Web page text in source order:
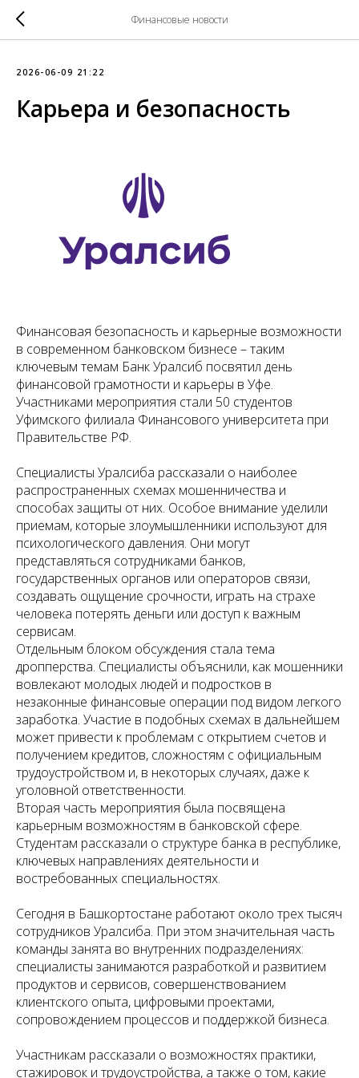
Финансовые новости
2026-06-09 21:22
Карьера и безопасность
Финансовая безопасность и карьерные возможности
в современном банковском бизнесе – таким
ключевым темам Банк Уралсиб посвятил день
финансовой грамотности и карьеры в Уфе.
Участниками мероприятия стали 50 студентов
Уфимского филиала Финансового университета при
Правительстве РФ.
Специалисты Уралсиба рассказали о наиболее
распространенных схемах мошенничества и
способах защиты от них. Особое внимание уделили
приемам, которые злоумышленники используют для
психологического давления. Они могут
представляться сотрудниками банков,
государственных органов или операторов связи,
создавать ощущение срочности, играть на страхе
человека потерять деньги или доступ к важным
сервисам.
Отдельным блоком обсуждения стала тема
дропперства. Специалисты объяснили, как мошенники
вовлекают молодых людей и подростков в
незаконные финансовые операции под видом легкого
заработка. Участие в подобных схемах в дальнейшем
может привести к проблемам с открытием счетов и
получением кредитов, сложностям с официальным
трудоустройством и, в некоторых случаях, даже к
уголовной ответственности.
Вторая часть мероприятия была посвящена
карьерным возможностям в банковской сфере.
Студентам рассказали о структуре банка в республике,
ключевых направлениях деятельности и
востребованных специальностях.
Сегодня в Башкортостане работают около трех тысяч
сотрудников Уралсиба. При этом значительная часть
команды занята во внутренних подразделениях:
специалисты занимаются разработкой и развитием
продуктов и сервисов, совершенствованием
клиентского опыта, цифровыми проектами,
сопровождением процессов и поддержкой бизнеса.
Участникам рассказали о возможностях практики,
стажировок и трудоустройства, а также о том, какие